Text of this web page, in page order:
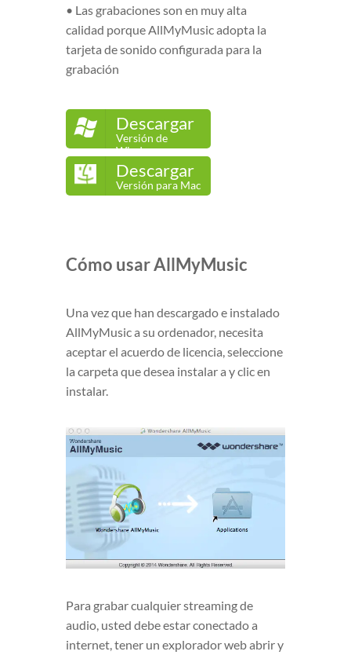
• Las grabaciones son en muy alta
calidad porque AllMyMusic adopta la
tarjeta de sonido configurada para la
grabación
Descargar
Versión de
Windows
Descargar
Versión para Mac
Cómo usar AllMyMusic
Una vez que han descargado e instalado
AllMyMusic a su ordenador, necesita
aceptar el acuerdo de licencia, seleccione
la carpeta que desea instalar a y clic en
instalar.
Para grabar cualquier streaming de
audio, usted debe estar conectado a
internet, tener un explorador web abrir y